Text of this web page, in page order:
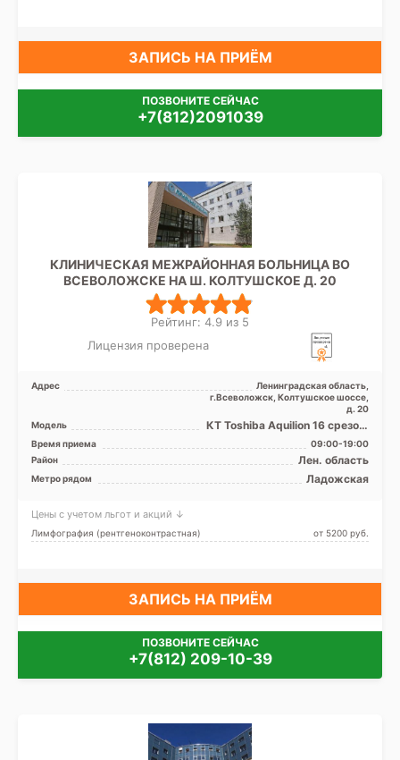
ЗАПИСЬ НА ПРИЁМ
ПОЗВОНИТЕ СЕЙЧАС
+7(812)2091039
КЛИНИЧЕСКАЯ МЕЖРАЙОННАЯ БОЛЬНИЦА ВО
ВСЕВОЛОЖСКЕ НА Ш. КОЛТУШСКОЕ Д. 20
Рейтинг: 4.9 из 5
Лицензия проверена
Адрес
Ленинградская область,
г.Всеволожск, Колтушское шоссе,
д. 20
Модель
КТ Toshiba Aquilion 16 срезов,
УЗИ
Время приема
09:00-19:00
Район
Лен. область
Метро рядом Ладожская
Цены с учетом льгот и акций ↓
Лимфография (рентгеноконтрастная) от 5200 pуб.
ЗАПИСЬ НА ПРИЁМ
ПОЗВОНИТЕ СЕЙЧАС
+7(812) 209-10-39